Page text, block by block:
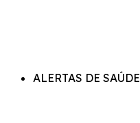
ALERTAS DE SAÚDE